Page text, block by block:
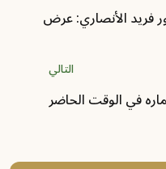
فريد الأنصاري: عرض
التالي
في الوقت الحاضر